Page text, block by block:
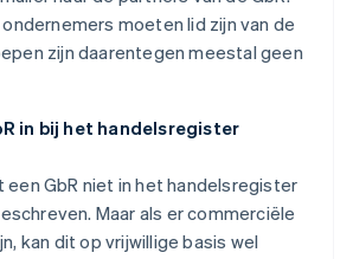
moeten lid zijn van de
zijn daarentegen meestal geen
in bij het handelsregister
een GbR niet in het handelsregister
Maar als er commerciële
kan dit op vrijwillige basis wel